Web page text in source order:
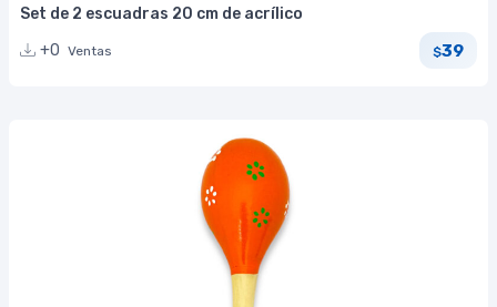
Set de 2 escuadras 20 cm de acrílico
+0 Ventas $39